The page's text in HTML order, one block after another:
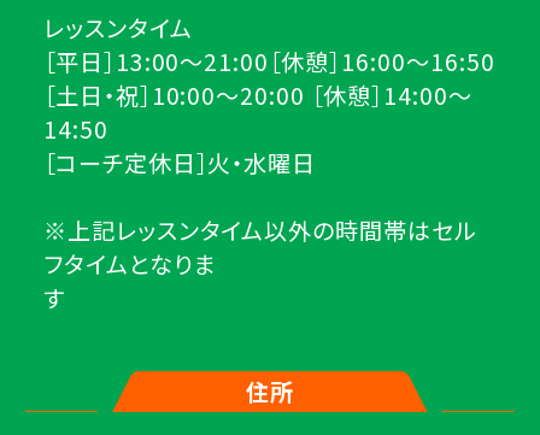
レッスンタイム
［平日］13:00～21:00［休憩］16:00～16:50
［土日・祝］10:00～20:00 ［休憩］14:00～
14:50
［コーチ定休日］火・水曜日
※上記レッスンタイム以外の時間帯はセル
フタイムとなりま
住所